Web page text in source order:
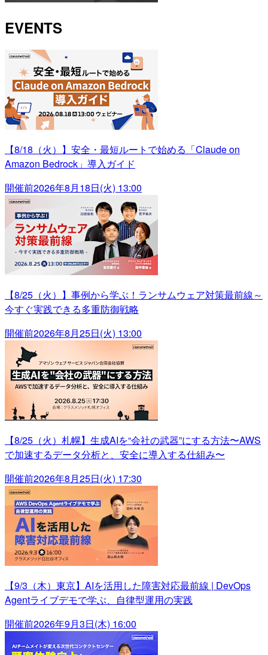
EVENTS
【8/18（火）】安全・最短ルートで始める「Claude on
Amazon Bedrock」導入ガイド
開催前2026年8月18日(火) 13:00
【8/25（火）】事例から学ぶ！ランサムウェア対策最前線～
今すぐ実践できる多重防御戦略
開催前2026年8月25日(火) 13:00
【8/25（火）札幌】生成AIを“会社の武器”にする方法〜AWS
で加速するデータ分析と、安全に導入する仕組み〜
開催前2026年8月25日(火) 17:30
【9/3（木）東京】AIを活用した障害対応最前線 | DevOps
Agentライブデモで学ぶ、自律型運用の実践
開催前2026年9月3日(木) 16:00